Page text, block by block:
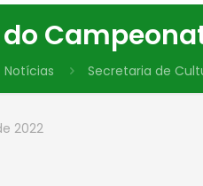
Notícias Secretaria de
2022